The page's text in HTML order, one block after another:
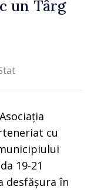
un Târg
cu
19-21
desfășura în